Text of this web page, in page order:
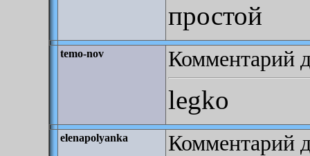
простой
temo-nov Комментарий
legko
elenapolyanka Комментарий